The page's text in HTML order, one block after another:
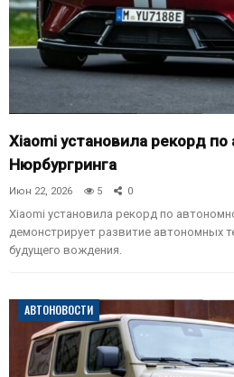
Xiaomi установила рекорд по
Нюрбургринга
Июн 22, 2026 5 0
Xiaomi установила рекорд по
демонстрирует развитие автономных
будущего вождения.
АВТОНОВОСТИ